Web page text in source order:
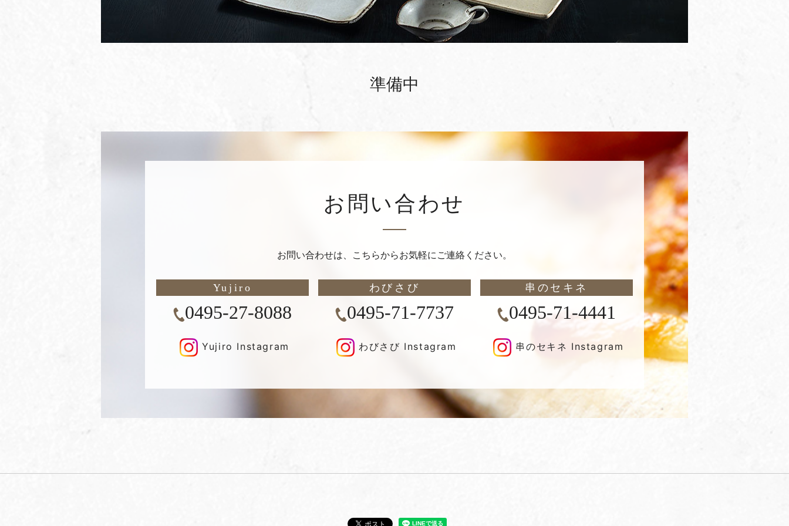
準備中
お問い合わせ
お問い合わせは、こちらからお気軽にご連絡ください。
Yujiro
0495-27-8088
Yujiro Instagram
わびさび
0495-71-7737
わびさび Instagram
串のセキネ
0495-71-4441
串のセキネ Instagram